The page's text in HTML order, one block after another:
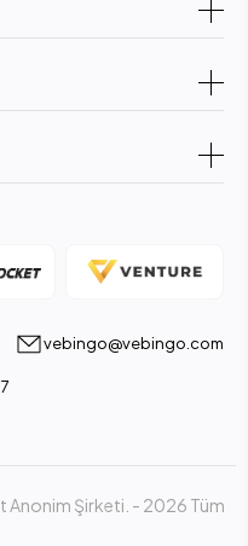
vebingo@vebingo.com
Anonim Şirketi. - 2026 Tüm